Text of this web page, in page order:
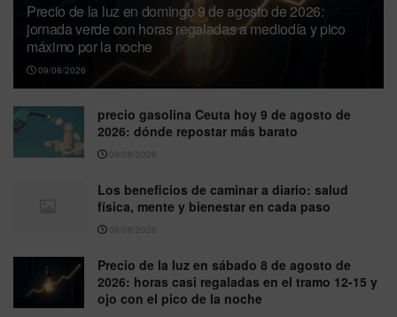
Precio de la luz en domingo 9 de agosto de 2026:
jornada verde con horas regaladas a mediodía y pico
máximo por la noche
09/08/2026
precio gasolina Ceuta hoy 9 de agosto de
2026: dónde repostar más barato
09/08/2026
Los beneficios de caminar a diario: salud
física, mente y bienestar en cada paso
08/08/2026
Precio de la luz en sábado 8 de agosto de
2026: horas casi regaladas en el tramo 12-15 y
ojo con el pico de la noche